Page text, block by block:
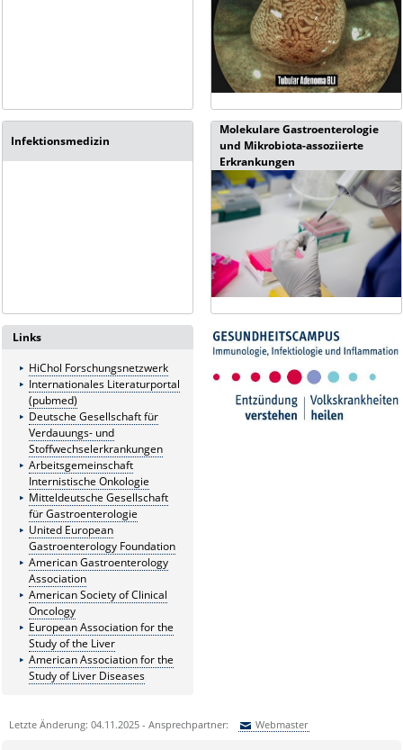
Infektionsmedizin
Molekulare Gastroenterologie
und Mikrobiota-assoziierte
Erkrankungen
Links
HiChol Forschungsnetzwerk
Internationales Literaturportal
(pubmed)
Deutsche Gesellschaft für
Verdauungs- und
Stoffwechselerkrankungen
Arbeitsgemeinschaft
Internistische Onkologie
Mitteldeutsche Gesellschaft
für Gastroenterologie
United European
Gastroenterology Foundation
American Gastroenterology
Association
American Society of Clinical
Oncology
European Association for the
Study of the Liver
American Association for the
Study of Liver Diseases
Letzte Änderung: 04.11.2025 - Ansprechpartner: Webmaster